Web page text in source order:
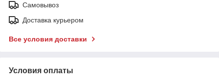
Самовывоз
Доставка курьером
Все условия доставки
Условия оплаты